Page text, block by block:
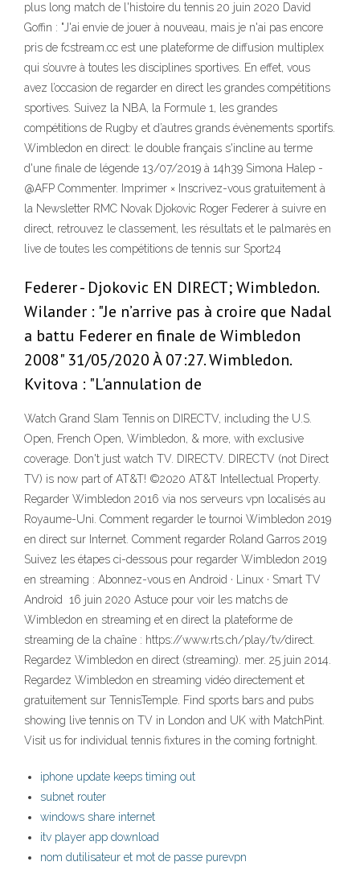
plus long match de l'histoire du tennis 20 juin 2020 David
Goffin : "J'ai envie de jouer à nouveau, mais je n'ai pas encore
pris de fcstream.cc est une plateforme de diffusion multiplex
qui s’ouvre à toutes les disciplines sportives. En effet, vous
avez l’occasion de regarder en direct les grandes compétitions
sportives. Suivez la NBA, la Formule 1, les grandes
compétitions de Rugby et d’autres grands évènements sportifs.
Wimbledon en direct: le double français s'incline au terme
d'une finale de légende 13/07/2019 à 14h39 Simona Halep -
@AFP Commenter. Imprimer × Inscrivez-vous gratuitement à
la Newsletter RMC Novak Djokovic Roger Federer à suivre en
direct, retrouvez le classement, les résultats et le palmarès en
live de toutes les compétitions de tennis sur Sport24
Federer - Djokovic EN DIRECT; Wimbledon.
Wilander : "Je n’arrive pas à croire que Nadal
a battu Federer en finale de Wimbledon
2008" 31/05/2020 À 07:27. Wimbledon.
Kvitova : "L'annulation de
Watch Grand Slam Tennis on DIRECTV, including the U.S.
Open, French Open, Wimbledon, & more, with exclusive
coverage. Don't just watch TV. DIRECTV. DIRECTV (not Direct
TV) is now part of AT&T! ©2020 AT&T Intellectual Property.
Regarder Wimbledon 2016 via nos serveurs vpn localisés au
Royaume-Uni. Comment regarder le tournoi Wimbledon 2019
en direct sur Internet. Comment regarder Roland Garros 2019
Suivez les étapes ci-dessous pour regarder Wimbledon 2019
en streaming : Abonnez-vous en Android · Linux · Smart TV
Android 16 juin 2020 Astuce pour voir les matchs de
Wimbledon en streaming et en direct la plateforme de
streaming de la chaîne : https://www.rts.ch/play/tv/direct.
Regardez Wimbledon en direct (streaming). mer. 25 juin 2014.
Regardez Wimbledon en streaming vidéo directement et
gratuitement sur TennisTemple. Find sports bars and pubs
showing live tennis on TV in London and UK with MatchPint.
Visit us for individual tennis fixtures in the coming fortnight.
iphone update keeps timing out
subnet router
windows share internet
itv player app download
nom dutilisateur et mot de passe purevpn